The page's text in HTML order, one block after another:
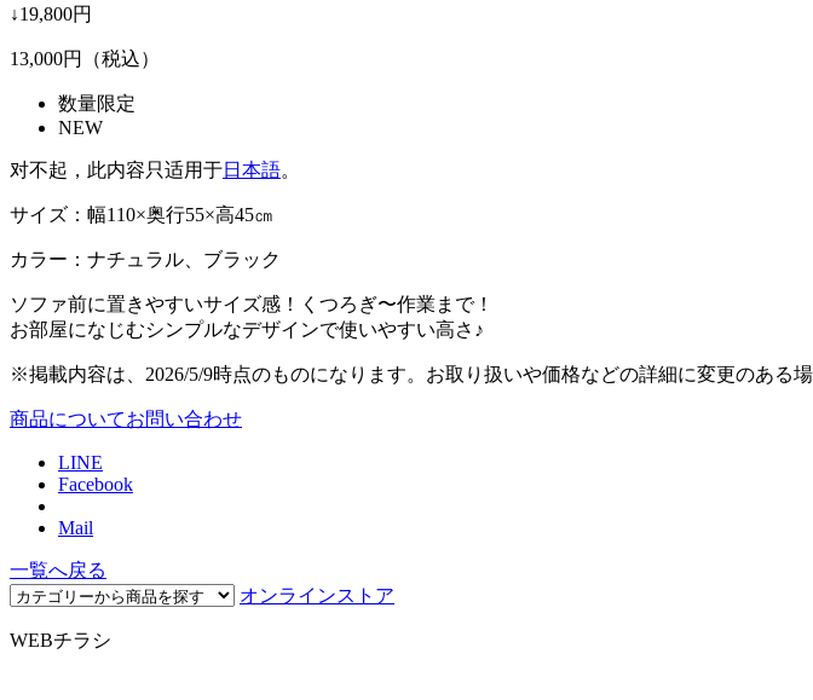
↓19,800円
13,000円（税込）
数量限定
NEW
对不起，此内容只适用于日本語。
サイズ：幅110×奥行55×高45㎝
カラー：ナチュラル、ブラック
ソファ前に置きやすいサイズ感！くつろぎ〜作業まで！
お部屋になじむシンプルなデザインで使いやすい高さ♪
※掲載内容は、2026/5/9時点のものになります。お取り扱いや価格などの詳細に変更のある
商品についてお問い合わせ
LINE
Facebook
Mail
一覧へ戻る
オンラインストア
WEBチラシ